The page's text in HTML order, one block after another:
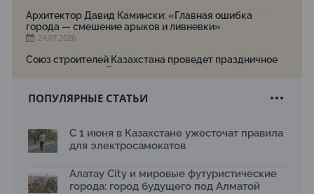
Архитектор Давид Камински: «Главная ошибка
города — смешение арыков и ливневки»
24.07.2026
Союз строителей Казахстана проведет праздничное
мероприятие ко Дню строителя
Новый Строительный кодекс: что изменилось для
Бауыржана Байбахтиева
17.07.2026
рободоставки в Астане
15.07.2026
ПОПУЛЯРНЫЕ СТАТЬИ
С 1 июня в Казахстане ужесточат правила
для электросамокатов
Алатау City и мировые футуристические
города: город будущего под Алматой